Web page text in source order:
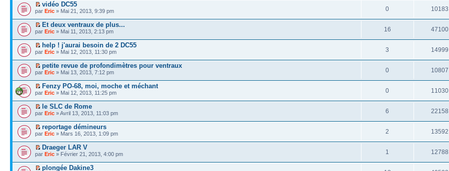
vidéo DC55
par Eric » Mai 21, 2013, 9:39 pm 0 10183
Et deux ventraux de plus...
par Eric » Mai 11, 2013, 2:13 pm 16 47100
help ! j'aurai besoin de 2 DC55
par Eric » Mai 12, 2013, 11:30 pm 3 14999
petite revue de profondimètres pour ventraux
par Eric » Mai 13, 2013, 7:12 pm 0 10807
Fenzy PO-68, moi, moche et méchant
par Eric » Mai 12, 2013, 11:25 pm 0 11030
le SLC de Rome
par Eric » Avril 13, 2013, 11:03 pm 6 22158
reportage démineurs
par Eric » Mars 16, 2013, 1:09 pm 2 13592
Draeger LAR V
par Eric » Février 21, 2013, 4:00 pm 1 12788
plongée Dakine3